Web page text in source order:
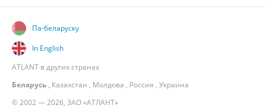
© 2002 — 2026, ЗАО «АТЛАНТ»
Па-беларуску
In English
ATLANT в других странах
Беларусь , Казахстан , Молдова , Россия , Украина